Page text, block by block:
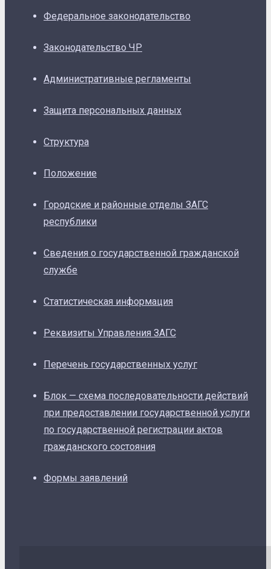
Федеральное законодательство
Законодательство ЧР
Административные регламенты
Защита персональных данных
Структура
Положение
Городские и районные отделы ЗАГС
республики
Сведения о государственной гражданской
службе
Статистическая информация
Реквизиты Управления ЗАГС
Перечень государственных услуг
Блок — схема последовательности действий
при предоставлении государственной услуги
по государственной регистрации актов
гражданского состояния
Формы заявлений